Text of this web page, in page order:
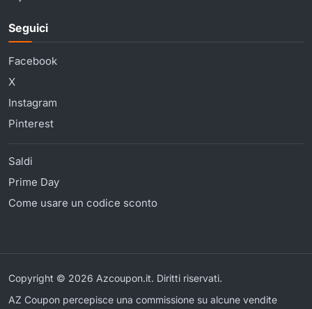
Seguici
Facebook
X
Instagram
Pinterest
Saldi
Prime Day
Come usare un codice sconto
Copyright © 2026 Azcoupon.it. Diritti riservati.
AZ Coupon percepisce una commissione su alcune vendite